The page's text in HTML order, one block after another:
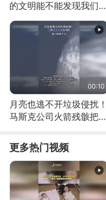
的文明能不能发现我们存
00:10
月亮也逃不开垃圾侵扰！
马斯克公司火箭残骸把月
更多热门视频